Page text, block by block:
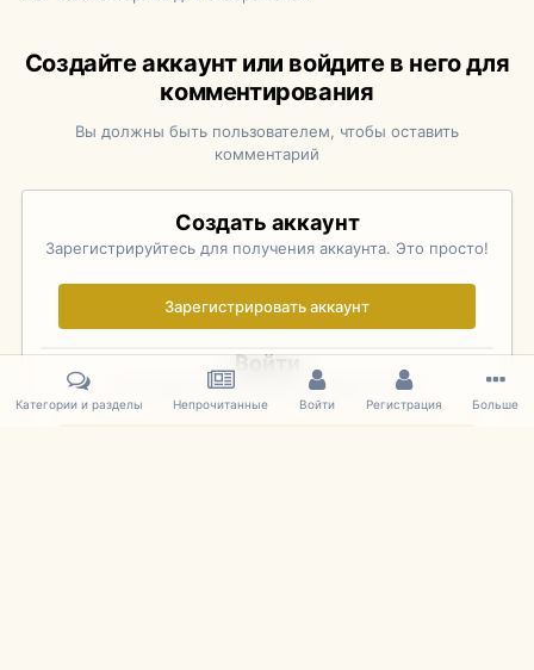
Создайте аккаунт или войдите в него для
комментирования
Вы должны быть пользователем, чтобы оставить
комментарий
Создать аккаунт
Зарегистрируйтесь для получения аккаунта. Это просто!
Зарегистрировать аккаунт
Войти
Уже зарегистрированы? Войдите здесь.
Категории и разделы Непрочитанные Войти Регистрация Больше